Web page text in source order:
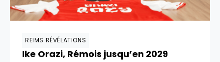
REIMS RÉVÉLATIONS
Ike Orazi, Rémois jusqu’en 2029